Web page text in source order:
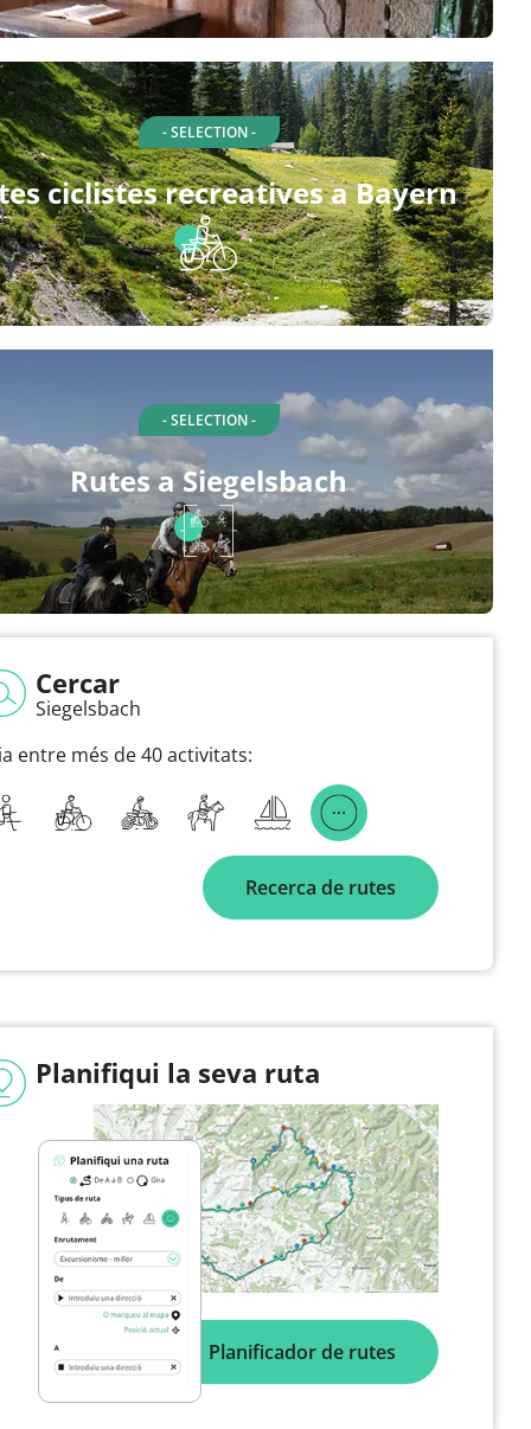
- SELECTION -
ciclistes recreatives a Bayern
- SELECTION -
Rutes a Siegelsbach
Cercar
Siegelsbach
entre més de 40 activitats:
Recerca de rutes
Planifiqui la seva ruta
Planificador de rutes